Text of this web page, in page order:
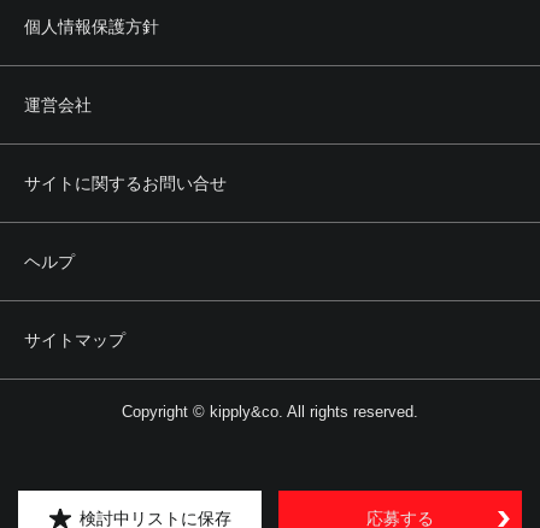
検討中リストに保存 応募する
個人情報保護方針
運営会社
サイトに関するお問い合せ
ヘルプ
サイトマップ
Copyright © kipply&co. All rights reserved.